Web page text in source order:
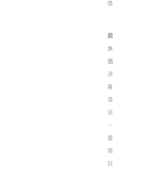
憶
戲
水
池
消
暑
清
涼
，
盡
情
玩